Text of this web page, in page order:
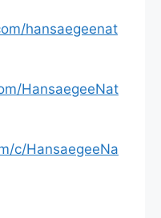
hansaegeenat
HansaegeeNat
c/HansaegeeNa